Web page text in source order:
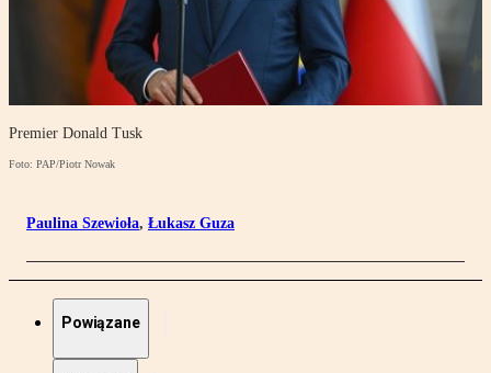
Premier Donald Tusk
Foto: PAP/Piotr Nowak
Paulina Szewioła, Łukasz Guza
Powiązane